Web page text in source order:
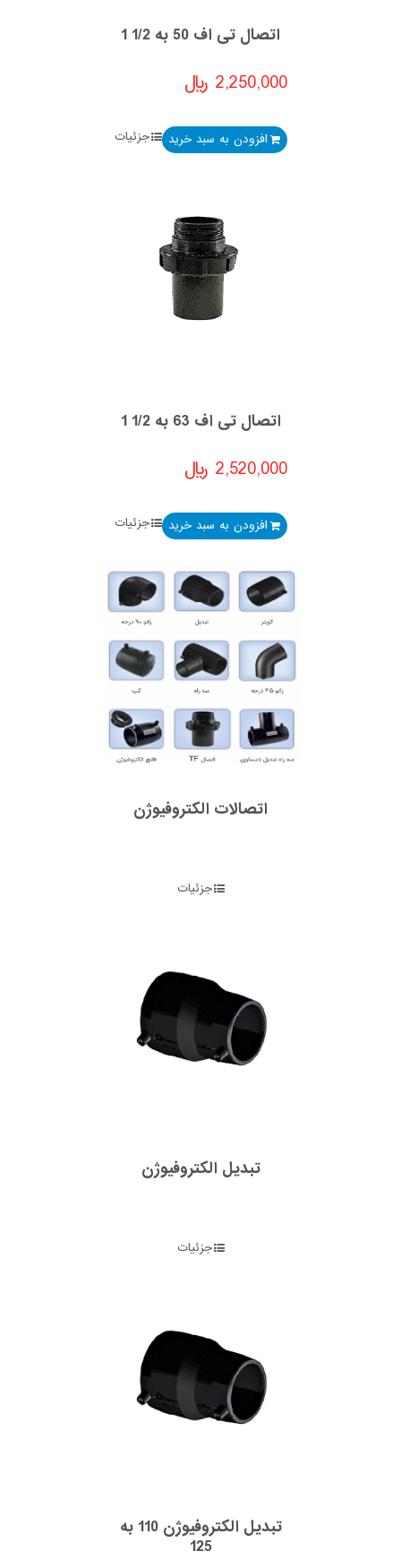
اتصال تی اف 50 به 1/2 1
﷼ 2,250,000
افزودن به سبد خرید جزئیات
اتصال تی اف 63 به 1/2 1
﷼ 2,520,000
افزودن به سبد خرید جزئیات
اتصالات الکتروفیوژن
جزئیات
تبدیل الکتروفیوژن
جزئیات
تبدیل الکتروفیوژن 110 به
125